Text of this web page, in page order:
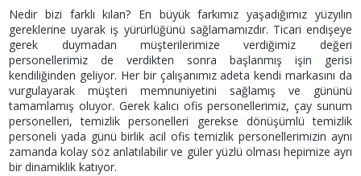
Nedir bizi farklı kılan? En büyük farkımız yaşadığımız yüzyılın
gereklerine uyarak iş yürürlüğünü sağlamamızdır. Ticari endişeye
gerek duymadan müşterilerimize verdiğimiz değeri
personellerimiz de verdikten sonra başlanmış işin gerisi
kendiliğinden geliyor. Her bir çalışanımız adeta kendi markasını da
vurgulayarak müşteri memnuniyetini sağlamış ve gününü
tamamlamış oluyor. Gerek kalıcı ofis personellerimiz, çay sunum
personelleri, temizlik personelleri gerekse dönüşümlü temizlik
personeli yada günü birlik acil ofis temizlik personellerimizin aynı
zamanda kolay söz anlatılabilir ve güler yüzlü olması hepimize ayrı
bir dinamiklik katıyor.